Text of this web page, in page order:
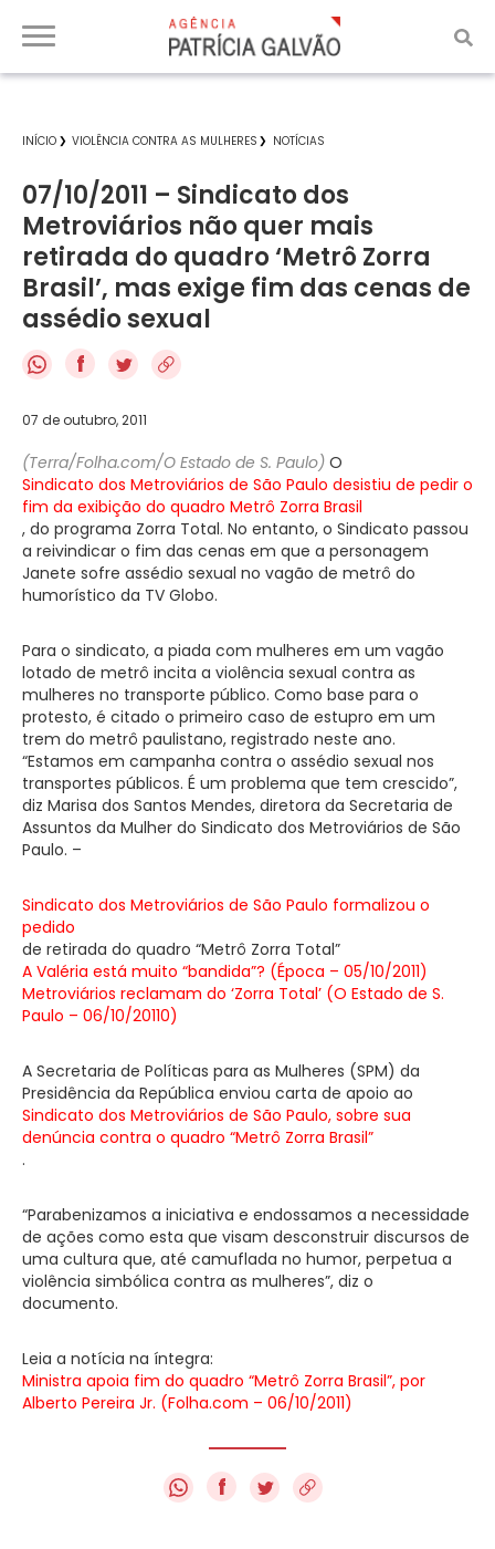
INÍCIO VIOLÊNCIA CONTRA AS MULHERES NOTÍCIAS
07/10/2011 – Sindicato dos
Metroviários não quer mais
retirada do quadro ‘Metrô Zorra
Brasil’, mas exige fim das cenas de
assédio sexual
f
07 de outubro, 2011
(Terra/Folha.com/O Estado de S. Paulo) O
Sindicato dos Metroviários de São Paulo desistiu de pedir o
fim da exibição do quadro Metrô Zorra Brasil
, do programa Zorra Total. No entanto, o Sindicato passou
a reivindicar o fim das cenas em que a personagem
Janete sofre assédio sexual no vagão de metrô do
humorístico da TV Globo.
Para o sindicato, a piada com mulheres em um vagão
lotado de metrô incita a violência sexual contra as
mulheres no transporte público. Como base para o
protesto, é citado o primeiro caso de estupro em um
trem do metrô paulistano, registrado neste ano.
“Estamos em campanha contra o assédio sexual nos
transportes públicos. É um problema que tem crescido”,
diz Marisa dos Santos Mendes, diretora da Secretaria de
Assuntos da Mulher do Sindicato dos Metroviários de São
Paulo. –
Sindicato dos Metroviários de São Paulo formalizou o
pedido
de retirada do quadro “Metrô Zorra Total”
A Valéria está muito “bandida”? (Época – 05/10/2011)
Metroviários reclamam do ‘Zorra Total’ (O Estado de S.
Paulo – 06/10/20110)
A Secretaria de Políticas para as Mulheres (SPM) da
Presidência da República enviou carta de apoio ao
Sindicato dos Metroviários de São Paulo, sobre sua
denúncia contra o quadro “Metrô Zorra Brasil”
.
“Parabenizamos a iniciativa e endossamos a necessidade
de ações como esta que visam desconstruir discursos de
uma cultura que, até camuflada no humor, perpetua a
violência simbólica contra as mulheres”, diz o
documento.
Leia a notícia na íntegra:
Ministra apoia fim do quadro “Metrô Zorra Brasil”, por
Alberto Pereira Jr. (Folha.com – 06/10/2011)
f